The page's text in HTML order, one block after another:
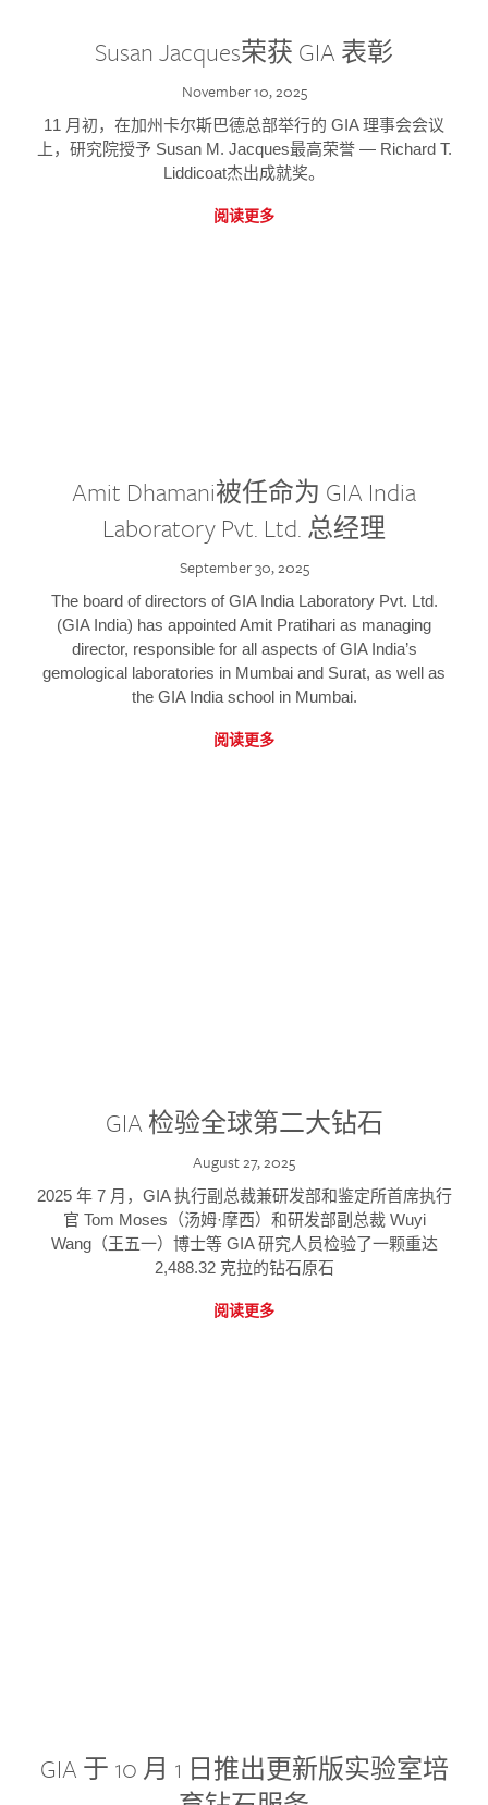
Susan Jacques荣获 GIA 表彰
November 10, 2025
11 月初，在加州卡尔斯巴德总部举行的 GIA 理事会会议
上，研究院授予 Susan M. Jacques最高荣誉 — Richard T.
Liddicoat杰出成就奖。
阅读更多
Amit Dhamani被任命为 GIA India
Laboratory Pvt. Ltd. 总经理
September 30, 2025
The board of directors of GIA India Laboratory Pvt. Ltd.
(GIA India) has appointed Amit Pratihari as managing
director, responsible for all aspects of GIA India’s
gemological laboratories in Mumbai and Surat, as well as
the GIA India school in Mumbai.
阅读更多
GIA 检验全球第二大钻石
August 27, 2025
2025 年 7 月，GIA 执行副总裁兼研发部和鉴定所首席执行
官 Tom Moses（汤姆·摩西）和研发部副总裁 Wuyi
Wang（王五一）博士等 GIA 研究人员检验了一颗重达
2,488.32 克拉的钻石原石
阅读更多
GIA 于 10 月 1 日推出更新版实验室培